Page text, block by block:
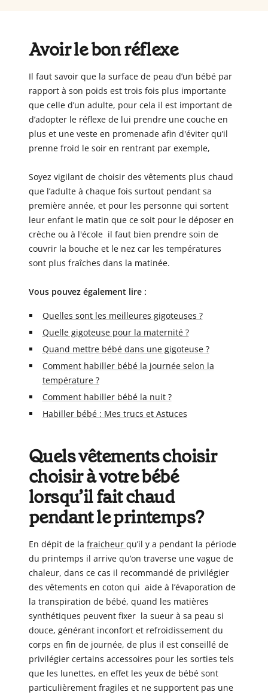
Avoir le bon réflexe
Il faut savoir que la surface de peau d’un bébé par
rapport à son poids est trois fois plus importante
que celle d’un adulte, pour cela il est important de
d’adopter le réflexe de lui prendre une couche en
plus et une veste en promenade afin d'éviter qu’il
prenne froid le soir en rentrant par exemple,
Soyez vigilant de choisir des vêtements plus chaud
que l’adulte à chaque fois surtout pendant sa
première année, et pour les personne qui sortent
leur enfant le matin que ce soit pour le déposer en
crèche ou à l'école il faut bien prendre soin de
couvrir la bouche et le nez car les températures
sont plus fraîches dans la matinée.
Vous pouvez également lire :
Quelles sont les meilleures gigoteuses ?
Quelle gigoteuse pour la maternité ?
Quand mettre bébé dans une gigoteuse ?
Comment habiller bébé la journée selon la
température ?
Comment habiller bébé la nuit ?
Habiller bébé : Mes trucs et Astuces
Quels vêtements choisir
choisir à votre bébé
lorsqu’il fait chaud
pendant le printemps?
En dépit de la fraicheur qu’il y a pendant la période
du printemps il arrive qu’on traverse une vague de
chaleur, dans ce cas il recommandé de privilégier
des vêtements en coton qui aide à l’évaporation de
la transpiration de bébé, quand les matières
synthétiques peuvent fixer la sueur à sa peau si
douce, générant inconfort et refroidissement du
corps en fin de journée, de plus il est conseillé de
privilégier certains accessoires pour les sorties tels
que les lunettes, en effet les yeux de bébé sont
particulièrement fragiles et ne supportent pas une